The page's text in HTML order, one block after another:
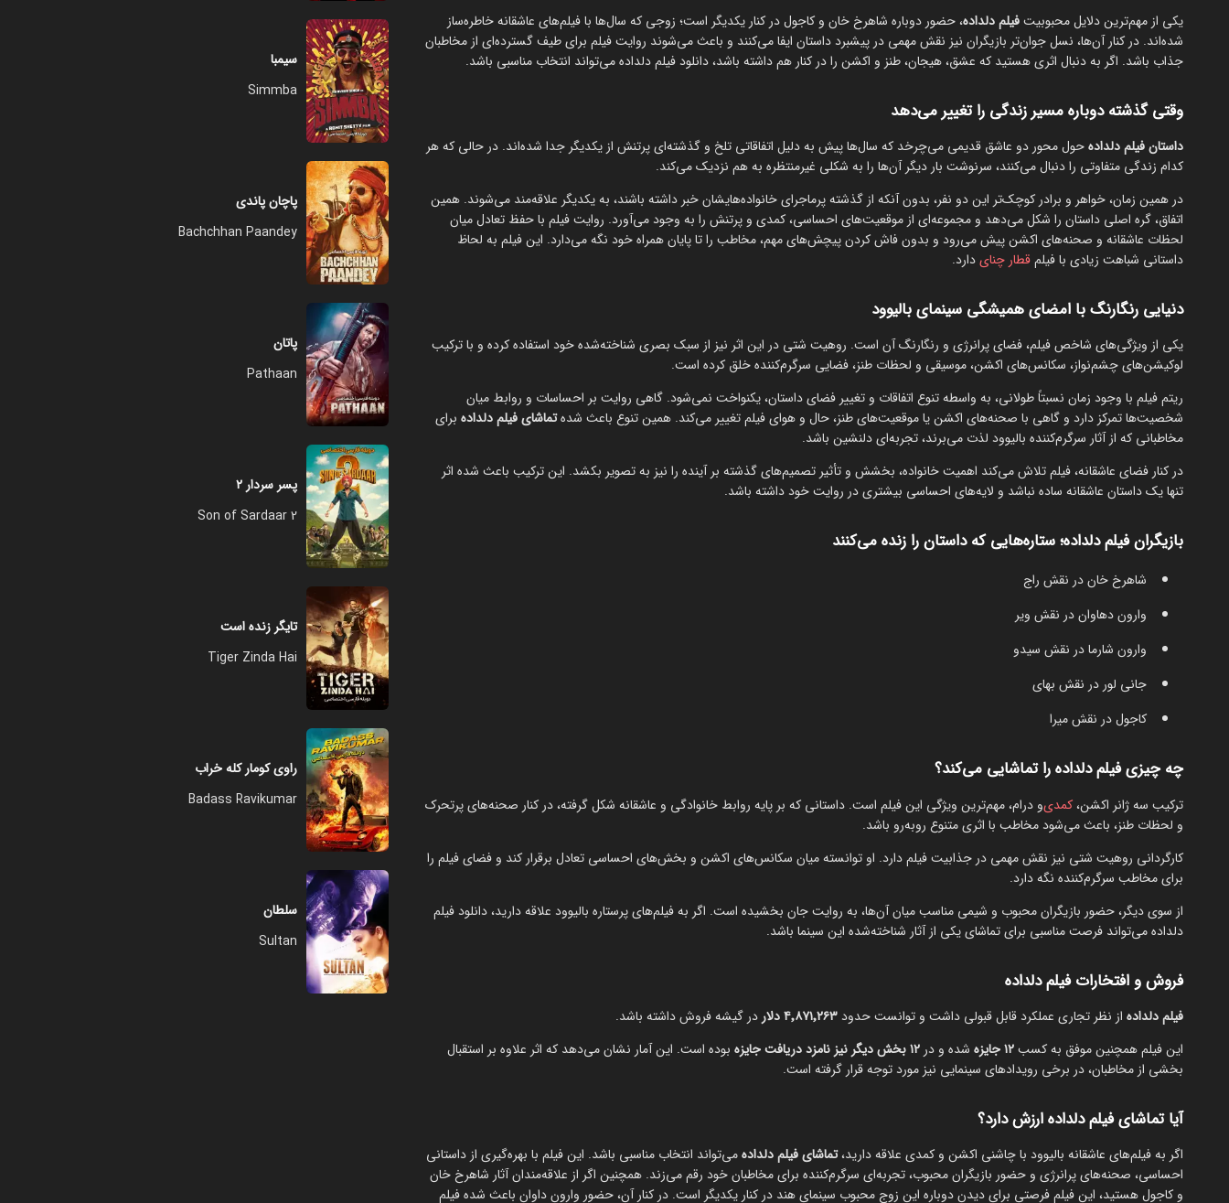
یکی از مهم‌ترین دلایل محبوبیتفیلم دلداده، حضور دوباره شاهرخ خان و کاجول در کنار یکدیگر است؛ زوجی که سال‌ها با فیلم‌های عاشقانه خاطره‌ساز
شده‌اند. در کنار آن‌ها، نسل جوان‌تر بازیگران نیز نقش مهمی در پیشبرد داستان ایفا می‌کنند و باعث می‌شوند روایت فیلم برای طیف گسترده‌ای از مخاطبان
جذاب باشد. اگر به دنبال اثری هستید که عشق، هیجان، طنز و اکشن را در کنار هم داشته باشد، دانلود فیلم دلداده می‌تواند انتخاب مناسبی باشد.
وقتی گذشته دوباره مسیر زندگی را تغییر می‌دهد
داستان فیلم دلدادهحول محور دو عاشق قدیمی می‌چرخد که سال‌ها پیش به دلیل اتفاقاتی تلخ و گذشته‌ای پرتنش از یکدیگر جدا شده‌اند. در حالی که هر
کدام زندگی متفاوتی را دنبال می‌کنند، سرنوشت بار دیگر آن‌ها را به شکلی غیرمنتظره به هم نزدیک می‌کند.
در همین زمان، خواهر و برادر کوچک‌تر این دو نفر، بدون آنکه از گذشته پرماجرای خانواده‌هایشان خبر داشته باشند، به یکدیگر علاقه‌مند می‌شوند. همین
اتفاق، گره اصلی داستان را شکل می‌دهد و مجموعه‌ای از موقعیت‌های احساسی، کمدی و پرتنش را به وجود می‌آورد. روایت فیلم با حفظ تعادل میان
لحظات عاشقانه و صحنه‌های اکشن پیش می‌رود و بدون فاش کردن پیچش‌های مهم، مخاطب را تا پایان همراه خود نگه می‌دارد. این فیلم به لحاظ
داستانی شباهت زیادی با فیلمقطار چنایدارد.
دنیایی رنگارنگ با امضای همیشگی سینمای بالیوود
یکی از ویژگی‌های شاخص فیلم، فضای پرانرژی و رنگارنگ آن است. روهیت شتی در این اثر نیز از سبک بصری شناخته‌شده خود استفاده کرده و با ترکیب
لوکیشن‌های چشم‌نواز، سکانس‌های اکشن، موسیقی و لحظات طنز، فضایی سرگرم‌کننده خلق کرده است.
ریتم فیلم با وجود زمان نسبتاً طولانی، به واسطه تنوع اتفاقات و تغییر فضای داستان، یکنواخت نمی‌شود. گاهی روایت بر احساسات و روابط میان
شخصیت‌ها تمرکز دارد و گاهی با صحنه‌های اکشن یا موقعیت‌های طنز، حال و هوای فیلم تغییر می‌کند. همین تنوع باعث شدهتماشای فیلم دلداده برای
مخاطبانی که از آثار سرگرم‌کننده بالیوود لذت می‌برند، تجربه‌ای دلنشین باشد.
در کنار فضای عاشقانه، فیلم تلاش می‌کند اهمیت خانواده، بخشش و تأثیر تصمیم‌های گذشته بر آینده را نیز به تصویر بکشد. این ترکیب باعث شده اثر
تنها یک داستان عاشقانه ساده نباشد و لایه‌های احساسی بیشتری در روایت خود داشته باشد.
بازیگران فیلم دلداده؛ ستاره‌هایی که داستان را زنده می‌کنند
شاهرخ خان در نقش راج
وارون دهاوان در نقش ویر
وارون شارما در نقش سیدو
جانی لور در نقش بهای
کاجول در نقش میرا
چه چیزی فیلم دلداده را تماشایی می‌کند؟
ترکیب سه ژانر اکشن،کمدیو درام، مهم‌ترین ویژگی این فیلم است. داستانی که بر پایه روابط خانوادگی و عاشقانه شکل گرفته، در کنار صحنه‌های پرتحرک
و لحظات طنز، باعث می‌شود مخاطب با اثری متنوع روبه‌رو باشد.
کارگردانی روهیت شتی نیز نقش مهمی در جذابیت فیلم دارد. او توانسته میان سکانس‌های اکشن و بخش‌های احساسی تعادل برقرار کند و فضای فیلم را
برای مخاطب سرگرم‌کننده نگه دارد.
از سوی دیگر، حضور بازیگران محبوب و شیمی مناسب میان آن‌ها، به روایت جان بخشیده است. اگر به فیلم‌های پرستاره بالیوود علاقه دارید، دانلود فیلم
دلداده می‌تواند فرصت مناسبی برای تماشای یکی از آثار شناخته‌شده این سینما باشد.
فروش و افتخارات فیلم دلداده
فیلم دلداده از نظر تجاری عملکرد قابل قبولی داشت و توانست حدود ۴٬۸۷۱٬۲۶۳ دلار
در گیشه فروش داشته باشد.
این فیلم همچنین موفق به کسب۱۲ جایزه شده و در ۱۲ بخش دیگر نیز نامزد دریافت جایزه
بوده است. این آمار نشان می‌دهد که اثر علاوه بر استقبال
بخشی از مخاطبان، در برخی رویدادهای سینمایی نیز مورد توجه قرار گرفته است.
آیا تماشای فیلم دلداده ارزش دارد؟
اگر به فیلم‌های عاشقانه بالیوود با چاشنی اکشن و کمدی علاقه دارید،تماشای فیلم دلدادهمی‌تواند انتخاب مناسبی باشد. این فیلم با بهره‌گیری از داستانی
احساسی، صحنه‌های پرانرژی و حضور بازیگران محبوب، تجربه‌ای سرگرم‌کننده برای مخاطبان خود رقم می‌زند. همچنین اگر از علاقه‌مندان آثار شاهرخ خان
و کاجول هستید، این فیلم فرصتی برای دیدن دوباره این زوج محبوب سینمای هند در کنار یکدیگر است. در کنار آن، حضور وارون داوان باعث شده فیلم
سیمبا
Simmba
پاچان پاندی
Bachchhan Paandey
پاتان
Pathaan
پسر سردار ۲
Son of Sardaar 2
تایگر زنده است
Tiger Zinda Hai
راوی کومار کله خراب
Badass Ravikumar
سلطان
Sultan